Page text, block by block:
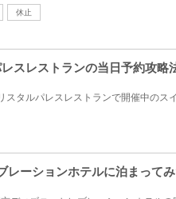
休止
レスレストランの当日予約攻略
レーションホテルに泊まって